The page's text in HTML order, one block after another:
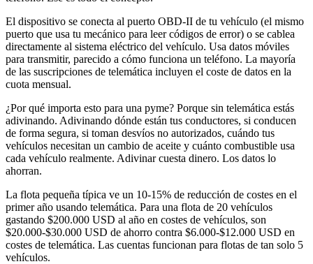
El dispositivo se conecta al puerto OBD-II de tu vehículo (el mismo
puerto que usa tu mecánico para leer códigos de error) o se cablea
directamente al sistema eléctrico del vehículo. Usa datos móviles
para transmitir, parecido a cómo funciona un teléfono. La mayoría
de las suscripciones de telemática incluyen el coste de datos en la
cuota mensual.
¿Por qué importa esto para una pyme? Porque sin telemática estás
adivinando. Adivinando dónde están tus conductores, si conducen
de forma segura, si toman desvíos no autorizados, cuándo tus
vehículos necesitan un cambio de aceite y cuánto combustible usa
cada vehículo realmente. Adivinar cuesta dinero. Los datos lo
ahorran.
La flota pequeña típica ve un 10-15% de reducción de costes en el
primer año usando telemática. Para una flota de 20 vehículos
gastando $200.000 USD al año en costes de vehículos, son
$20.000-$30.000 USD de ahorro contra $6.000-$12.000 USD en
costes de telemática. Las cuentas funcionan para flotas de tan solo 5
vehículos.